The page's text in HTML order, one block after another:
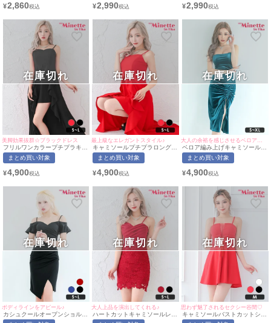
用/M~Lサイズ対応) |
¥2,860
ストベルト 赤 黒 キャバドレス
| myMinette/マイミネット
¥2,990
ドレス (S~XXXXサイズ対応) |
¥2,990
美脚効果抜群☆ブラックドレス
フリルワンカラープチプラキャ
ミソールロングテールドレス
(Sサイズ～Lサイズ)(せいせい/
マイミネット]
まとめ買い対象
¥4,900
在庫切れ
最上級なエレガントスタイル♪
キャミソールプチプラロングテ
ールドレス (Sサイズ～Lサイ
ズ)(せいせい/キャバドレス着
まとめ買い対象
¥4,900
在庫切れ
大人の余裕を感じさせるベロア生地♡
ベロア編み上げキャミソールス
リットタイトプチプラ膝丈ドレ
ス (S～XLサイズ) (せいせい/キ
イミネット]
まとめ買い対象
¥4,900
在庫切れ
ボディラインをアピール♪
カシュクールオープンショルダ
ーギャザーアシンメトリープチ
在庫切れ
大人上品を演出してくれる♪
ハートカットキャミソールレー
スプチプラタイトミニドレス
在庫切れ
思わず魅了されるセクシー谷間♡
キャミソールバストカットシー
スループチプラハイウエスト切
在庫切れ